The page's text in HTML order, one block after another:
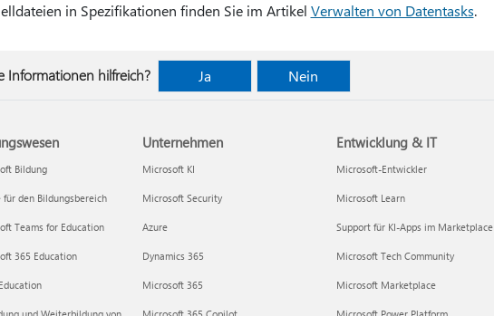
in Spezifikationen finden Sie im Artikel Verwalten von Datentasks.
Informationen hilfreich? Ja Nein
Bildung
für den Bildungsbereich
Teams for Education
365 Education
Unternehmen
Microsoft KI
Microsoft Security
Azure
Dynamics 365
Microsoft 365
Entwicklung & IT
Microsoft-Entwickler
Microsoft Learn
Support für KI-Apps im Marketplace
Microsoft Tech Community
Microsoft Marketplace